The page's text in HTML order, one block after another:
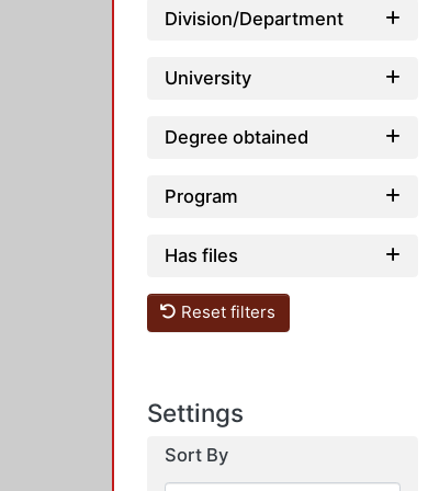
Division/Department
University
Degree obtained
Program
Has files
Reset filters
Settings
Sort By